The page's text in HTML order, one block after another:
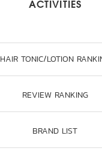
ACTIVITIES
HAIR TONIC/LOTION
REVIEW RANKING
BRAND LIST